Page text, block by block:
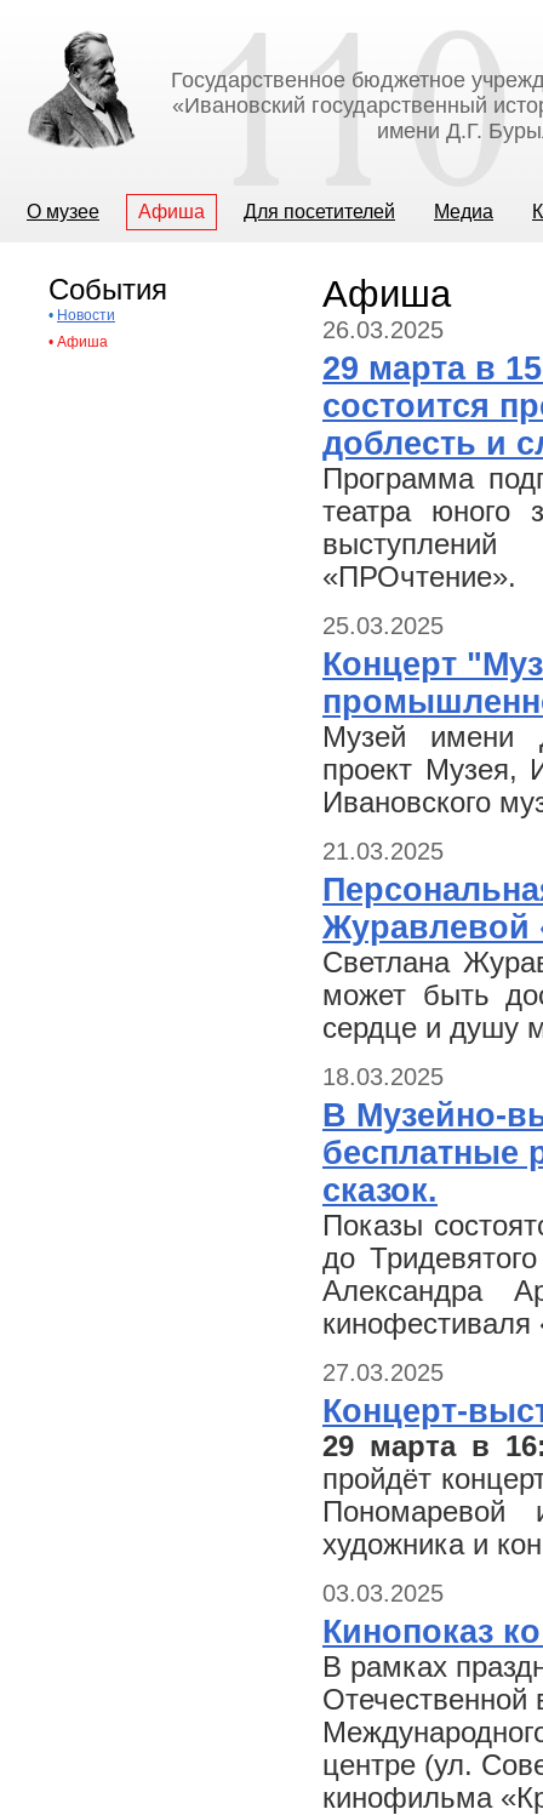
Государственное бюджетное
«Ивановский государственный
имени Д.Г.
О музее Афиша Для посетителей Медиа
События
• Новости
• Афиша
Афиша
26.03.2025
29 марта в
состоится
доблесть и
Программа
театра юного
«ПРОчтение».
25.03.2025
Концерт
Музей имени
проект Музея,
Ивановского
21.03.2025
Журавлевой
Светлана
может быть
сердце и душу
18.03.2025
В Музейно-
бесплатные
сказок.
Показы
до
Александра
кинофестиваля
27.03.2025
Концерт-
29 марта в
пройдёт
Пономаревой
художника и
03.03.2025
Кинопоказ
В рамках
Отечественной
центре (ул.
кинофильма